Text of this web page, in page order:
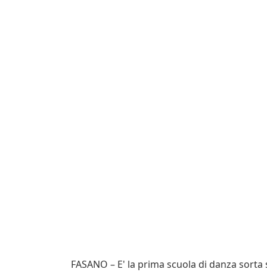
FASANO – E' la prima scuola di danza